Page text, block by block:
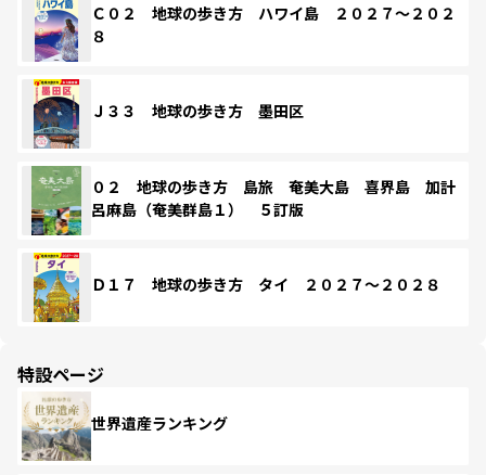
Ｃ０２ 地球の歩き方 ハワイ島 ２０２７～２０２
８
Ｊ３３ 地球の歩き方 墨田区
０２ 地球の歩き方 島旅 奄美大島 喜界島 加計
呂麻島（奄美群島１） ５訂版
Ｄ１７ 地球の歩き方 タイ ２０２７～２０２８
特設ページ
世界遺産ランキング